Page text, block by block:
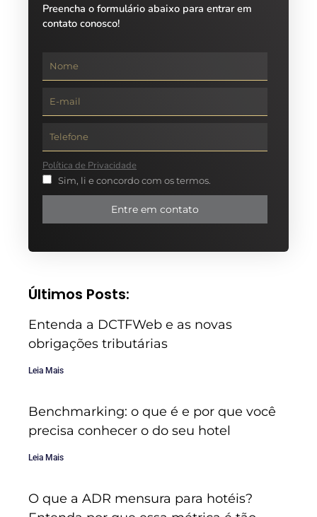
Preencha o formulário abaixo para entrar em
contato conosco!
Política de Privacidade
Sim, li e concordo com os termos.
Entre em contato
Últimos Posts:
Entenda a DCTFWeb e as novas
obrigações tributárias
Leia Mais
Benchmarking: o que é e por que você
precisa conhecer o do seu hotel
Leia Mais
O que a ADR mensura para hotéis?